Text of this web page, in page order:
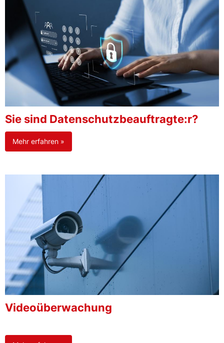
Sie sind Datenschutzbeauftragte:r?
Mehr erfahren »
Videoüberwachung